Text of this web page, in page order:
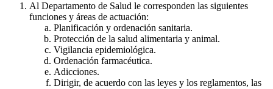
Al Departamento de Salud le corresponden las siguientes
funciones y áreas de actuación:
Planificación y ordenación sanitaria.
Protección de la salud alimentaria y animal.
Vigilancia epidemiológica.
Ordenación farmacéutica.
Adicciones.
Dirigir, de acuerdo con las leyes y los reglamentos, las